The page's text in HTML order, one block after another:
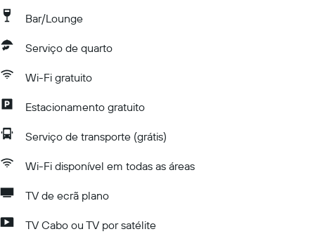
Bar/Lounge
Serviço de quarto
Wi-Fi gratuito
Estacionamento gratuito
Serviço de transporte (grátis)
Wi-Fi disponível em todas as áreas
TV de ecrã plano
TV Cabo ou TV por satélite